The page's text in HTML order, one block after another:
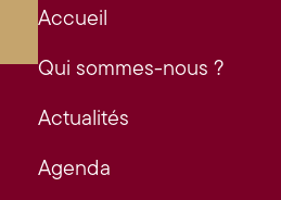
Accueil
Qui sommes-nous ?
Actualités
Agenda